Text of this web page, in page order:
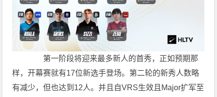
第一阶段将迎来最多新人的首秀，正如预期那
样，开幕赛就有17位新选手登场。第二轮的新秀人数略
有减少，但也达到12人。并且自VRS生效且Major扩军至